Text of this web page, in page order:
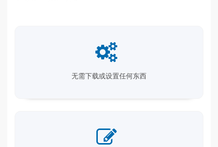
无需下载或设置任何东西